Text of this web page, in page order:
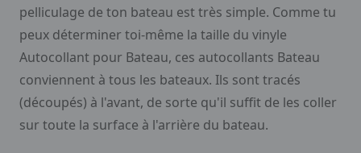
pelliculage de ton bateau est très simple. Comme tu
peux déterminer toi-même la taille du vinyle
Autocollant pour Bateau, ces autocollants Bateau
conviennent à tous les bateaux. Ils sont tracés
(découpés) à l'avant, de sorte qu'il suffit de les coller
sur toute la surface à l'arrière du bateau.